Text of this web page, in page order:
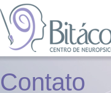
Contato